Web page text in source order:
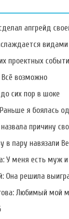
Фото Дарьи
Дударевой
Елизаветы
Шароха
апгрейд
проектных
Всё возможно
сих пор в шоке
я боялась
причину
в пару навязали
У меня есть муж
Она решила
Любимый мой